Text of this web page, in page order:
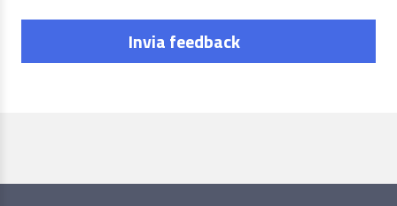
Invia feedback